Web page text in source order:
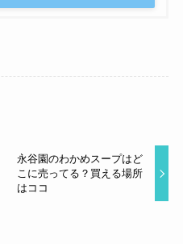
永谷園のわかめスープはど
こに売ってる？買える場所
はココ